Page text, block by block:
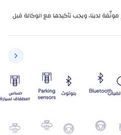
لدينا، ويجب تأكيدها مع الوكالة قبل